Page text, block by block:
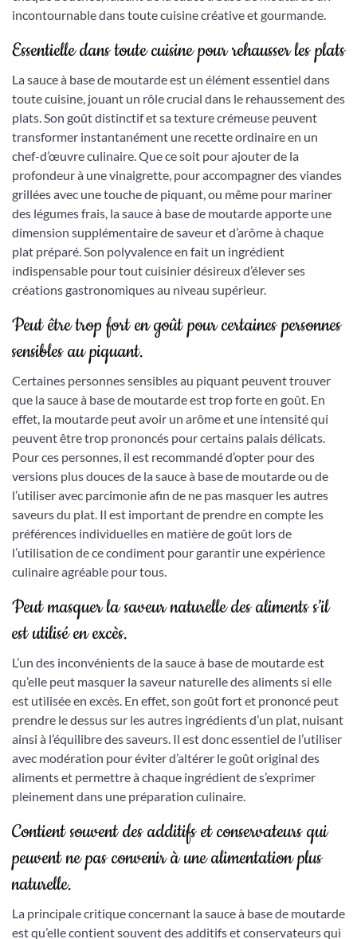
incontournable dans toute cuisine créative et gourmande.
Essentielle dans toute cuisine pour rehausser les plats
La sauce à base de moutarde est un élément essentiel dans
toute cuisine, jouant un rôle crucial dans le rehaussement des
plats. Son goût distinctif et sa texture crémeuse peuvent
transformer instantanément une recette ordinaire en un
chef-d’œuvre culinaire. Que ce soit pour ajouter de la
profondeur à une vinaigrette, pour accompagner des viandes
grillées avec une touche de piquant, ou même pour mariner
des légumes frais, la sauce à base de moutarde apporte une
dimension supplémentaire de saveur et d’arôme à chaque
plat préparé. Son polyvalence en fait un ingrédient
indispensable pour tout cuisinier désireux d’élever ses
créations gastronomiques au niveau supérieur.
Peut être trop fort en goût pour certaines personnes
sensibles au piquant.
Certaines personnes sensibles au piquant peuvent trouver
que la sauce à base de moutarde est trop forte en goût. En
effet, la moutarde peut avoir un arôme et une intensité qui
peuvent être trop prononcés pour certains palais délicats.
Pour ces personnes, il est recommandé d’opter pour des
versions plus douces de la sauce à base de moutarde ou de
l’utiliser avec parcimonie afin de ne pas masquer les autres
saveurs du plat. Il est important de prendre en compte les
préférences individuelles en matière de goût lors de
l’utilisation de ce condiment pour garantir une expérience
culinaire agréable pour tous.
Peut masquer la saveur naturelle des aliments s’il
est utilisé en excès.
L’un des inconvénients de la sauce à base de moutarde est
qu’elle peut masquer la saveur naturelle des aliments si elle
est utilisée en excès. En effet, son goût fort et prononcé peut
prendre le dessus sur les autres ingrédients d’un plat, nuisant
ainsi à l’équilibre des saveurs. Il est donc essentiel de l’utiliser
avec modération pour éviter d’altérer le goût original des
aliments et permettre à chaque ingrédient de s’exprimer
pleinement dans une préparation culinaire.
Contient souvent des additifs et conservateurs qui
peuvent ne pas convenir à une alimentation plus
naturelle.
La principale critique concernant la sauce à base de moutarde
est qu’elle contient souvent des additifs et conservateurs qui